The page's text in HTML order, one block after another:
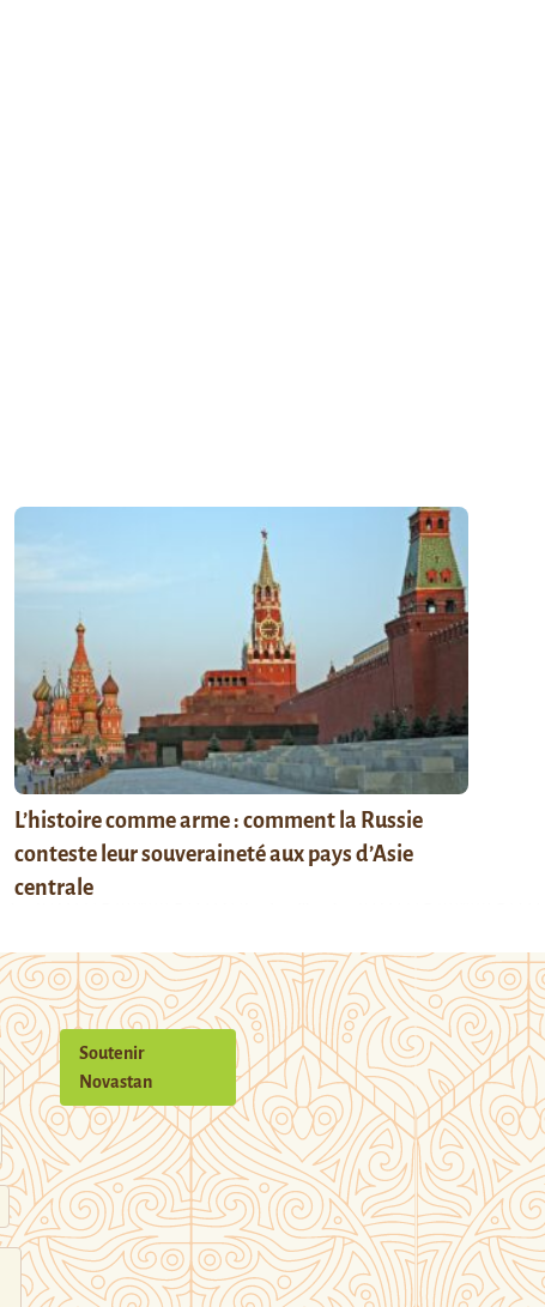
L’histoire comme arme : comment la Russie
conteste leur souveraineté aux pays d’Asie
centrale
Soutenir
Novastan